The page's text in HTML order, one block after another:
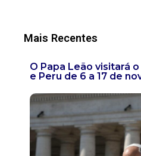
Mais Recentes
O Papa Leão visitará
e Peru de 6 a 17 de